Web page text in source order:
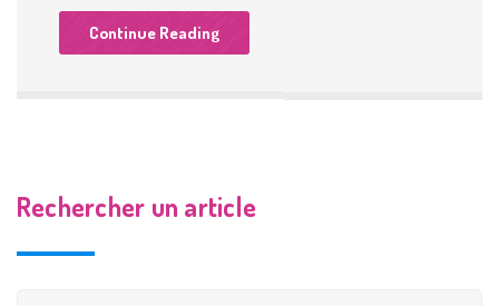
Continue Reading
Rechercher un article